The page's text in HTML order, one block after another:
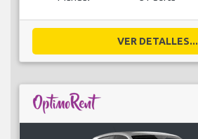
VER DETALLES...